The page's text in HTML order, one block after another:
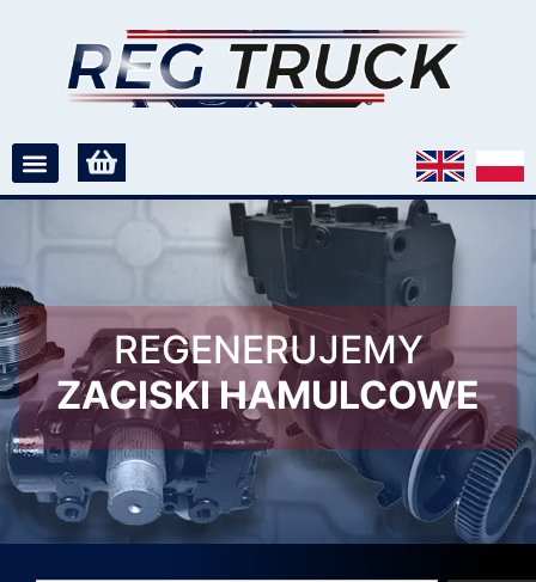
REGENERUJEMY
ZACISKI HAMULCOWE